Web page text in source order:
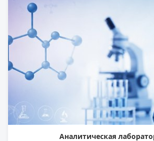
Аналитическая